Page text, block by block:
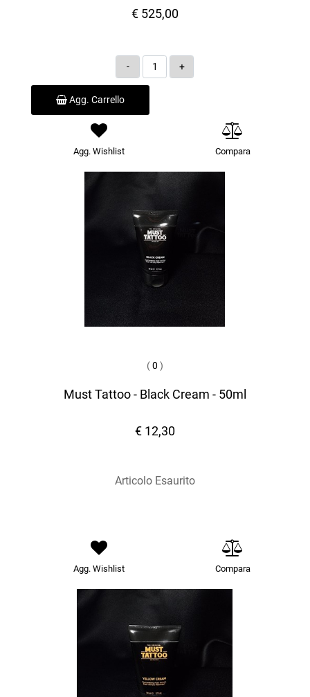
€ 525,00
Quantità
Agg. Carrello
Agg. Wishlist Compara
(0 )
Must Tattoo - Black Cream - 50ml
€ 12,30
Articolo Esaurito
Agg. Wishlist Compara